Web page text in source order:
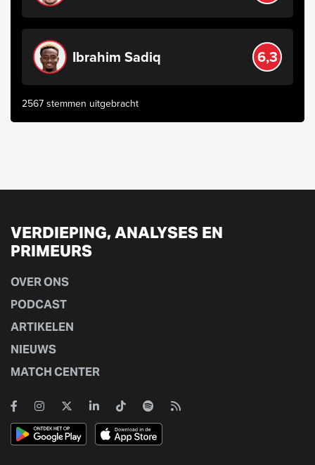
Ibrahim Sadiq 6,3
2567 stemmen uitgebracht
VERDIEPING, ANALYSES EN
PRIMEURS
OVER ONS
PODCAST
ARTIKELEN
NIEUWS
MATCH CENTER